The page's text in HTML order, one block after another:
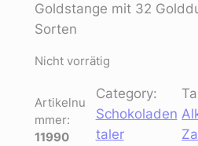
Goldstange mit 32
Sorten
Nicht vorrätig
Artikelnu
mmer:
11990
Category:
Schokoladen
taler